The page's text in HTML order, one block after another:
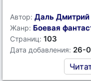
Автор: Даль Дмитрий
Жанр: Боевая
Страниц: 103
Дата добавления: 26-